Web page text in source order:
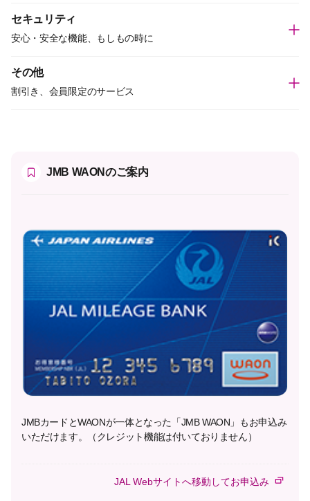
セキュリティ
安心・安全な機能、もしもの時に
その他
割引き、会員限定のサービス
JMB WAONのご案内
JMBカードとWAONが一体となった「JMB WAON」もお申込み
いただけます。（クレジット機能は付いておりません）
JAL Webサイトへ移動してお申込み